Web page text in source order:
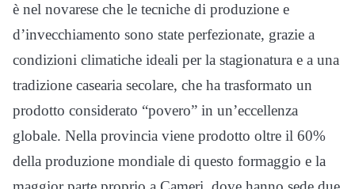
è nel novarese che le tecniche di produzione e
d’invecchiamento sono state perfezionate, grazie a
condizioni climatiche ideali per la stagionatura e a una
tradizione casearia secolare, che ha trasformato un
prodotto considerato “povero” in un’eccellenza
globale. Nella provincia viene prodotto oltre il 60%
della produzione mondiale di questo formaggio e la